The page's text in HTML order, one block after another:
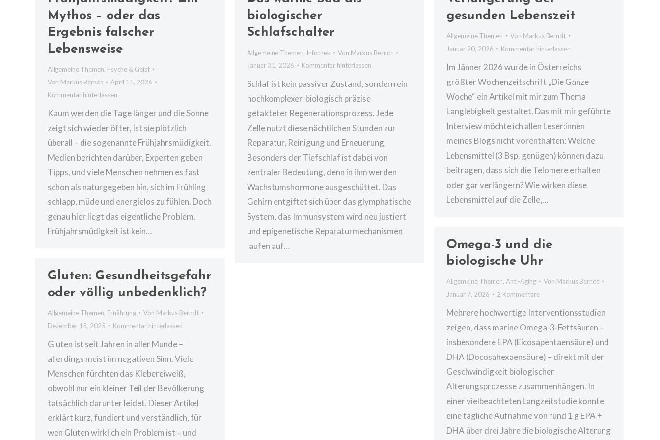
Mythos – oder das
Ergebnis falscher
Lebensweise
Allgemeine Themen, Psyche & Geist
Von Markus Berndt
April 11, 2026
Kommentar hinterlassen
Kaum werden die Tage länger und die Sonne
zeigt sich wieder öfter, ist sie plötzlich
überall – die sogenannte Frühjahrsmüdigkeit.
Medien berichten darüber, Experten geben
Tipps, und viele Menschen nehmen es fast
schon als naturgegeben hin, sich im Frühling
schlapp, müde und energielos zu fühlen. Doch
genau hier liegt das eigentliche Problem.
Frühjahrsmüdigkeit ist kein…
biologischer
Schlafschalter
Allgemeine Themen, Infothek Von Markus Berndt
Januar 31, 2026
Kommentar hinterlassen
Schlaf ist kein passiver Zustand, sondern ein
hochkomplexer, biologisch präzise
getakteter Regenerationsprozess. Jede
Zelle nutzt diese nächtlichen Stunden zur
Reparatur, Reinigung und Erneuerung.
Besonders der Tiefschlaf ist dabei von
zentraler Bedeutung, denn in ihm werden
Wachstumshormone ausgeschüttet. Das
Gehirn entgiftet sich über das glymphatische
System, das Immunsystem wird neu justiert
und epigenetische Reparaturmechanismen
laufen auf…
gesunden Lebenszeit
Allgemeine Themen Von Markus Berndt
Januar 20, 2026
Kommentar hinterlassen
Im Jänner 2026 wurde in Österreichs
größter Wochenzeitschrift „Die Ganze
Woche“ ein Artikel mit mir zum Thema
Langlebigkeit gestaltet. Das mit mir geführte
Interview möchte ich allen Leser:innen
meines Blogs nicht vorenthalten: Welche
Lebensmittel (3 Bsp. genügen) können dazu
beitragen, dass sich die Telomere erhalten
oder gar verlängern? Wie wirken diese
Lebensmittel auf die Zelle,…
Omega-3 und die
biologische Uhr
Allgemeine Themen, Anti-Aging Von Markus Berndt
Januar 7, 2026
2 Kommentare
Mehrere hochwertige Interventionsstudien
zeigen, dass marine Omega-3-Fettsäuren –
insbesondere EPA (Eicosapentaensäure) und
DHA (Docosahexaensäure) – direkt mit der
Geschwindigkeit biologischer
Alterungsprozesse zusammenhängen. In
einer vielbeachteten Langzeitstudie konnte
eine tägliche Aufnahme von rund 1 g EPA +
DHA über drei Jahre die biologische Alterung
Gluten: Gesundheitsgefahr
oder völlig unbedenklich?
Allgemeine Themen, Ernährung Von Markus Berndt
Dezember 15, 2025
Kommentar hinterlassen
Gluten ist seit Jahren in aller Munde –
allerdings meist im negativen Sinn. Viele
Menschen fürchten das Klebereiweiß,
obwohl nur ein kleiner Teil der Bevölkerung
tatsächlich darunter leidet. Dieser Artikel
erklärt kurz, fundiert und verständlich, für
wen Gluten wirklich ein Problem ist – und